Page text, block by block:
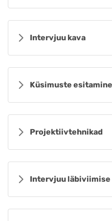
Intervjuu kava
Küsimuste esitamine
Projektiivtehnikad
Intervjuu